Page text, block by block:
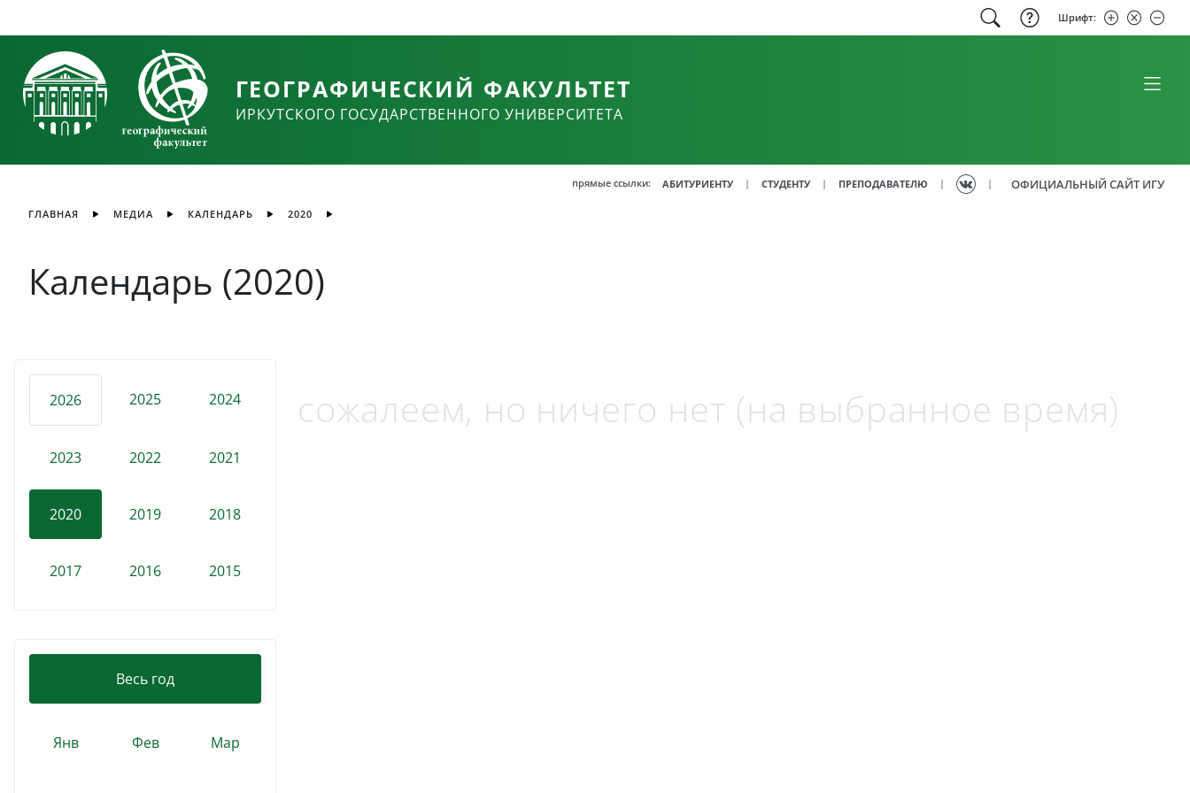
Шрифт:
ГЕОГРАФИЧЕСКИЙ ФАКУЛЬТЕТ
ИРКУТСКОГО ГОСУДАРСТВЕННОГО УНИВЕРСИТЕТА
прямые ссылки: АБИТУРИЕНТУ | СТУДЕНТУ | ПРЕПОДАВАТЕЛЮ | | ОФИЦИАЛЬНЫЙ САЙТ ИГУ
ГЛАВНАЯ МЕДИА КАЛЕНДАРЬ 2020
Календарь (2020)
2026 2025 2024
2023 2022 2021
2020 2019 2018
2017 2016 2015
Весь год
Янв Фев Мар
сожалеем, но ничего нет (на выбранное время)